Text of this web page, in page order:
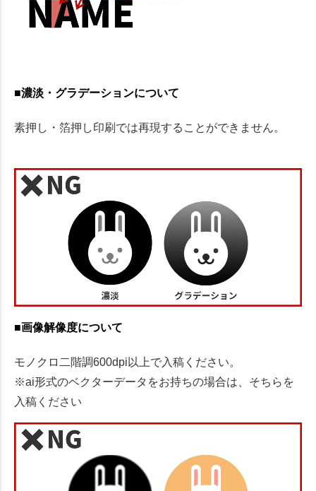
■濃淡・グラデーションについて
素押し・箔押し印刷では再現することができません。
■画像解像度について
モノクロ二階調600dpi以上で入稿ください。
※ai形式のベクターデータをお持ちの場合は、そちらを
入稿ください